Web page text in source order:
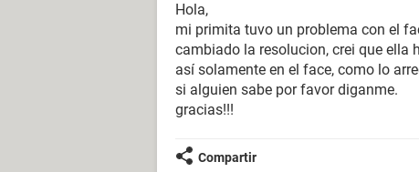
Hola,
mi primita tuvo un problema con el
cambiado la resolucion, crei que ella
así solamente en el face, como lo
si alguien sabe por favor diganme.
gracias!!!
Compartir